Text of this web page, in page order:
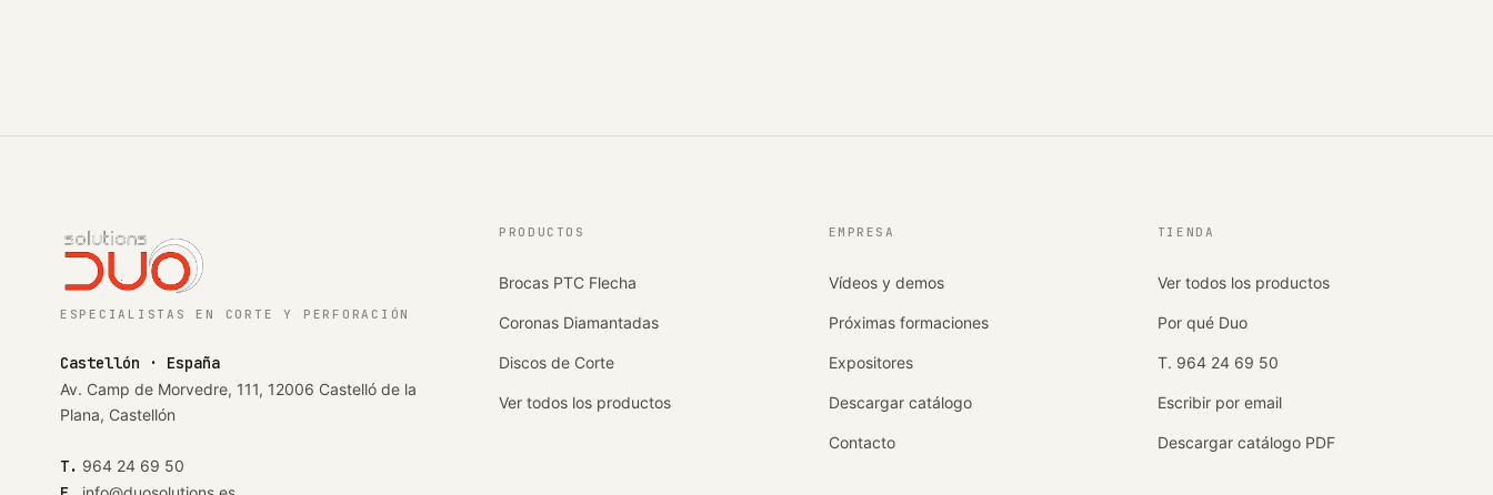
ESPECIALISTAS EN CORTE Y PERFORACIÓN
Castellón · España
Av. Camp de Morvedre, 111, 12006 Castelló de la
Plana, Castellón
T. 964 24 69 50
PRODUCTOS
Brocas PTC Flecha
Coronas Diamantadas
Discos de Corte
Ver todos los productos
EMPRESA
Vídeos y demos
Próximas formaciones
Expositores
Descargar catálogo
Contacto
TIENDA
Ver todos los productos
Por qué Duo
T. 964 24 69 50
Escribir por email
Descargar catálogo PDF